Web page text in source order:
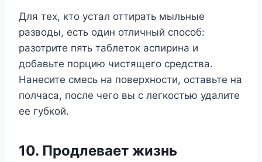
Для тех, кто устал оттирать мыльные
разводы, есть один отличный способ:
разотрите пять таблеток аспирина и
добавьте порцию чистящего средства.
Нанесите смесь на поверхности, оставьте на
полчаса, после чего вы с легкостью удалите
ее губкой.
10. Продлевает жизнь